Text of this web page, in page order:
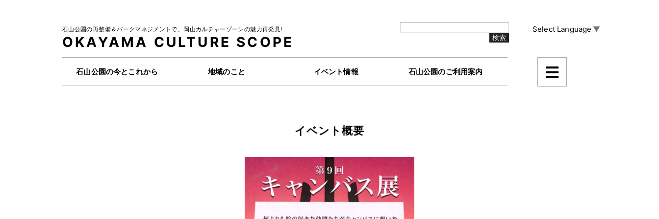
石山公園の再整備＆パークマネジメントで、 岡山カルチャーゾーンの魅力再発見!
OKAYAMA CULTURE SCOPE
Select Language ▼
石山公園の今とこれから 地域のこと イベント情報 石山公園のご利用案内
イベント概要